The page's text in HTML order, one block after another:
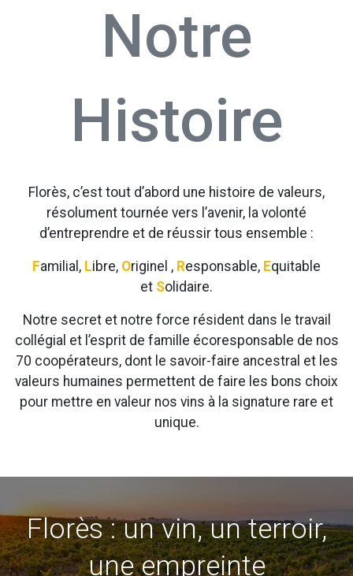
Notre
Histoire
Florès, c’est tout d’abord une histoire de valeurs,
résolument tournée vers l’avenir, la volonté
d’entreprendre et de réussir tous ensemble :
Familial, Libre, Originel , Responsable, Equitable
et Solidaire.
Notre secret et notre force résident dans le travail
collégial et l’esprit de famille écoresponsable de nos
70 coopérateurs, dont le savoir-faire ancestral et les
valeurs humaines permettent de faire les bons choix
pour mettre en valeur nos vins à la signature rare et
unique.
Florès : un vin, un terroir,
une empreinte